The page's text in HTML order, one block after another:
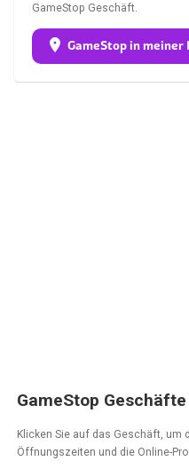
GameStop Geschäft.
GameStop in meiner
GameStop
Klicken Sie auf das Geschäft, um
Öffnungszeiten und die Online-